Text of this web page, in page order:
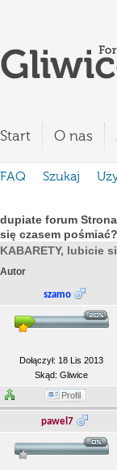
Start O nas
FAQ Szukaj
dupiate forum Strona
się czasem pośmiać?
KABARETY, lubicie
Autor
szamo
Dołączył: 18 Lis 2013
Skąd: Gliwice
Profil
pawel7